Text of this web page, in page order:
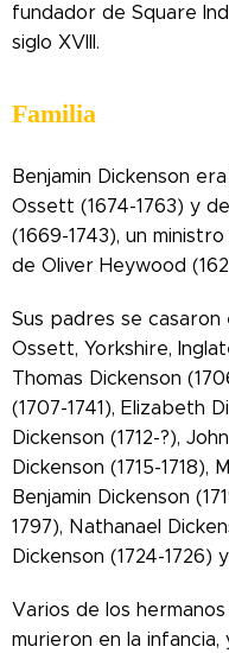
fundador de Square
siglo XVIII.
Familia
Benjamin Dickenson
Ossett (1674-1763) y
(1669-1743), un
de Oliver Heywood
Sus padres se
Ossett, Yorkshire,
Thomas Dickenson
(1707-1741), Elizabeth
Dickenson (1712-?),
Dickenson (1715-1718),
Benjamin Dickenson
1797), Nathanael
Dickenson (1724-1726)
Varios de los
murieron en la